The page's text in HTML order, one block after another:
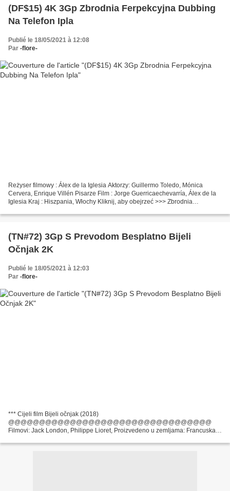
(DF$15) 4K 3Gp Zbrodnia Ferpekcyjna Dubbing
Na Telefon Ipla
Publié le 18/05/2021 à 12:08
Par -flore-
Reżyser filmowy : Álex de la Iglesia Aktorzy: Guillermo Toledo, Mónica
Cervera, Enrique Villén Pisarze Film : Jorge Guerricaechevarría, Álex de la
Iglesia Kraj : Hiszpania, Włochy Kliknij, aby obejrzeć >>> Zbrodnia
(TN#72) 3Gp S Prevodom Besplatno Bijeli
Očnjak 2K
Publié le 18/05/2021 à 12:03
Par -flore-
*** Cijeli film Bijeli očnjak (2018)
@@@@@@@@@@@@@@@@@@@@@@@@@@@@@@@@@
Filmovi: Jack London, Philippe Lioret, Proizvedeno u zemljama: Francuska,
Personnaz, Virginie Efira, Dominique...